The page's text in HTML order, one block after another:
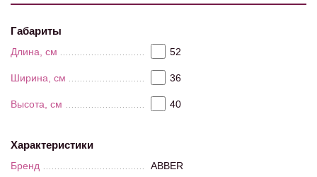
Габариты
Длина, см 52
Ширина, см 36
Высота, см 40
Характеристики
Бренд ABBER